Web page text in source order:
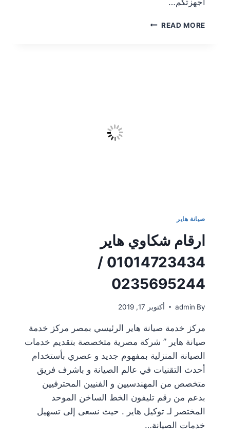
READ MORE
صيانة هاير
ارقام شكاوي هاير
01014723434 /
0235695244
By
admin أكتوبر 17, 2019
مركز خدمة صيانة هاير الرئيسي بمصر مركز خدمة
صيانة هاير ” شركة مصرية متخصصة بتقديم خدمات
الصيانة المنزلية بمفهوم جديد و عصري بأستخدام
أحدث التقنيات في عالم الصيانة و باشرف فريق
متخصص من المهندسيين و الفنيين المحترفيين
بدعم من رقم تليفون الخط الساخن الموحد
المختصر لـ توكيل هاير . حيث نسعى إلى تسهيل
خدمات الصيانة…